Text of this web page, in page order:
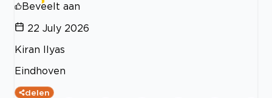
Beveelt aan
22 July 2026
Kiran Ilyas
Eindhoven
delen